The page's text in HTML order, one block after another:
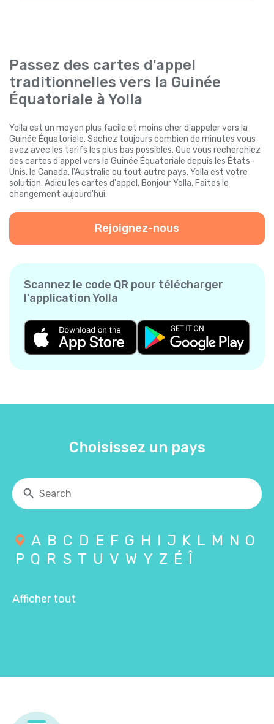
Passez des cartes d'appel
traditionnelles vers la Guinée
Équatoriale à Yolla
Yolla est un moyen plus facile et moins cher d'appeler vers la
Guinée Équatoriale. Sachez toujours combien de minutes vous
avez avec les tarifs les plus bas possibles. Que vous recherchiez
des cartes d'appel vers la Guinée Équatoriale depuis les États-
Unis, le Canada, l'Australie ou tout autre pays, Yolla est votre
solution. Adieu les cartes d'appel. Bonjour Yolla. Faites le
changement aujourd'hui.
Rejoignez-nous
Scannez le code QR pour télécharger
l'application Yolla
Choisissez un pays
A B C D E F G H I J K L M N O
P Q R S T U V W Y Z É Î
Afficher tout